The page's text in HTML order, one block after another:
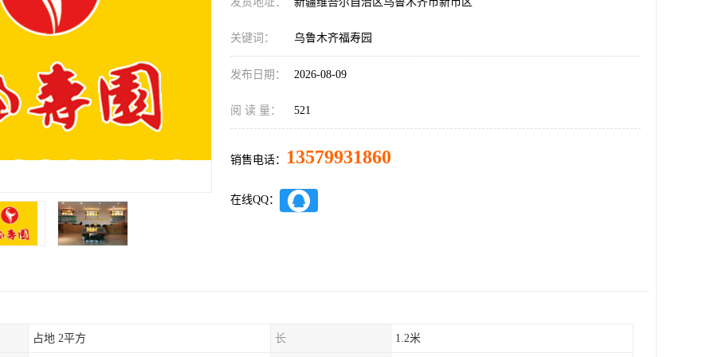
关键词： 乌鲁木齐福寿园
发布日期： 2026-08-09
阅 读 量： 521
销售电话： 13579931860
在线QQ：
占地 2平方 长 1.2米